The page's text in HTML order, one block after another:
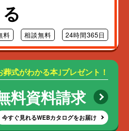
る
料 相談無料 24時間365日
葬式がわかる本｣プレゼント！
料資料請求
今すぐ見れるWEBカタログをお届け